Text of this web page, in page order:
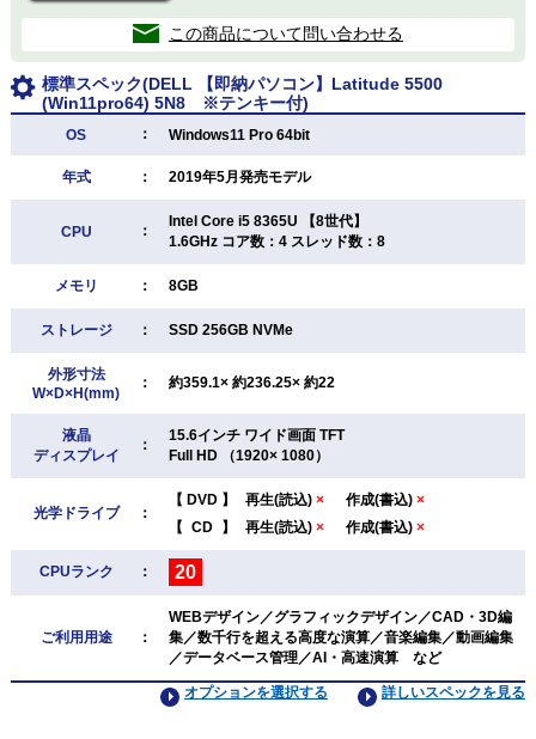
この商品について問い合わせる
標準スペック(DELL 【即納パソコン】Latitude 5500
(Win11pro64) 5N8 ※テンキー付)
OS ： Windows11 Pro 64bit
年式 ： 2019年5月発売モデル
CPU ：
Intel Core i5 8365U 【8世代】
1.6GHz コア数：4 スレッド数：8
メモリ ： 8GB
ストレージ ： SSD 256GB NVMe
外形寸法
W×D×H(mm)
： 約359.1× 約236.25× 約22
液晶
ディスプレイ
：
15.6インチ ワイド画面 TFT
Full HD （1920× 1080）
光学ドライブ ：
【 DVD 】 再生(読込) × 作成(書込) ×
【 CD 】 再生(読込) × 作成(書込) ×
CPUランク ： 20
ご利用用途 ：
WEBデザイン／グラフィックデザイン／CAD・3D編
集／数千行を超える高度な演算／音楽編集／動画編集
／データベース管理／AI・高速演算 など
詳しいスペックを見る
オプションを選択する